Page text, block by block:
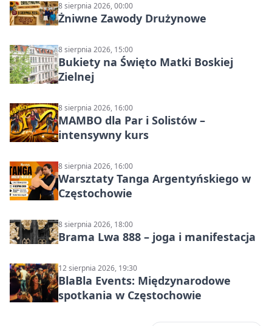
8 sierpnia 2026, 00:00
Żniwne Zawody Drużynowe
8 sierpnia 2026, 15:00
Bukiety na Święto Matki Boskiej
Zielnej
8 sierpnia 2026, 16:00
MAMBO dla Par i Solistów –
intensywny kurs
8 sierpnia 2026, 16:00
Warsztaty Tanga Argentyńskiego w
Częstochowie
8 sierpnia 2026, 18:00
Brama Lwa 888 – joga i manifestacja
12 sierpnia 2026, 19:30
BlaBla Events: Międzynarodowe
spotkania w Częstochowie